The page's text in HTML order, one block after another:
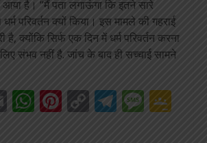
है। “मैं पता लगाऊंगा कि इतने सारे
परिवर्तन क्यों किया। इस मामले की गहराई
क्योंकि सिर्फ एक दिन में धर्म परिवर्तन करना
संभव नहीं है. जांच के बाद ही सच्चाई सामने
EmailWhatsApp
Pinterest
Copy